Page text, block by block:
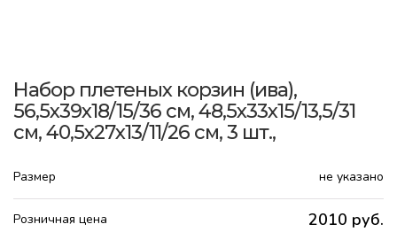
Набор плетеных корзин (ива),
56,5х39х18/15/36 см, 48,5х33х15/13,5/31
см, 40,5х27х13/11/26 см, 3 шт.,
Размер не указано
Розничная цена 2010 руб.